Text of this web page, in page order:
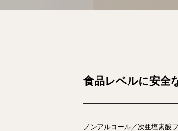
食品レベルに安全
ノンアルコール／次亜塩素酸